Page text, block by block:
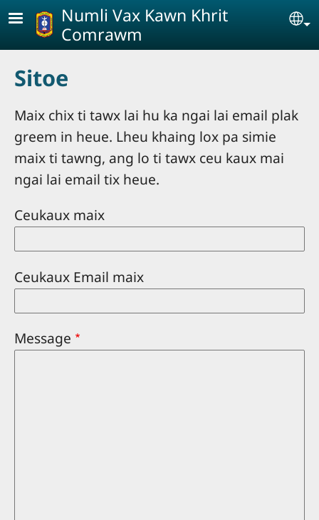
Skip to main content
Numli Vax Kawn Khrit
Comrawm
Sitoe
Maix chix ti tawx lai hu ka ngai lai email plak
greem in heue. Lheu khaing lox pa simie
maix ti tawng, ang lo ti tawx ceu kaux mai
ngai lai email tix heue.
Ceukaux maix
Ceukaux Email maix
Message